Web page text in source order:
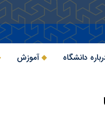
دانشگاه آموزش